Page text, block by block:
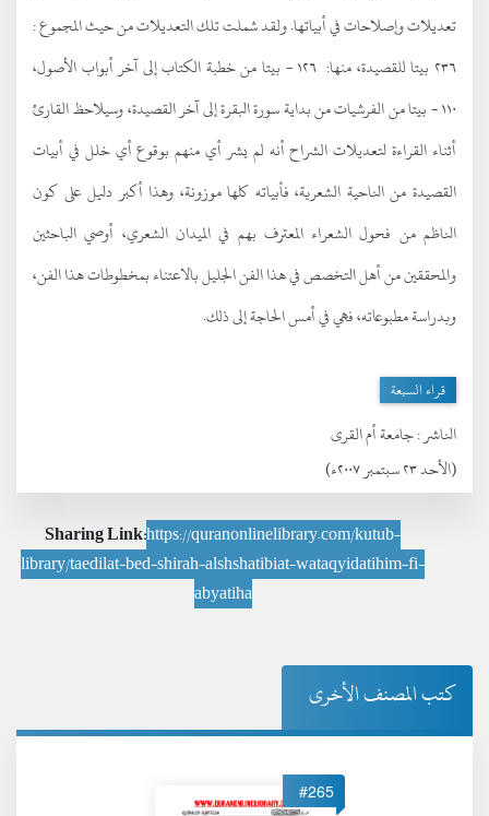
(الأحد ٢٣ سبتمبر ٢٠٠٧ء)
الناشر :جامعة أم القرى
تعديلات وإصلاحات في أبياتها.ولقد شملت تلك التعديلات من حيث المجموع :
٢٣٦ بيتا للقصيدة، منها
:
- بيتا من خطبة الكتاب إلى آخر أبواب الأصول،
١١٠-بيتا من الفرشيات من بداية سورة البقرة إلى آخر القصيدة، وسيلاحظ القارئ
أثناء القراءة لتعديلات الشراح أنه لم يشر أي منهم بوقوع أي خلل في أبيات
القصيدة من الناحية الشعرية، فأبياته كلها موزونة، وهذا أكبر دليل على كون
الناظم من فحول الشعراء المعترف بهم في الميدان الشعري، أوصي الباحثين
والمحققين من أهل التخصص في هذا الفن الجليل بالاعتناء بمخطوطات هذا الفن،
وبدراسة مطبوعاته، فهي في أمس الحاجة إلى ذلك.
قراء السبعة
Sharing Link:https://quranonlinelibrary.com/kutub-
library/taedilat-bed-shirah-alshshatibiat-wataqyidatihim-fi-
abyatiha
كتب المصنف الأخرى
#265